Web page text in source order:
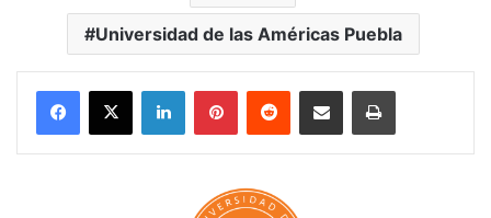
Universidad de las Américas Puebla
LinkedInPinterestReddit Share via Email Print